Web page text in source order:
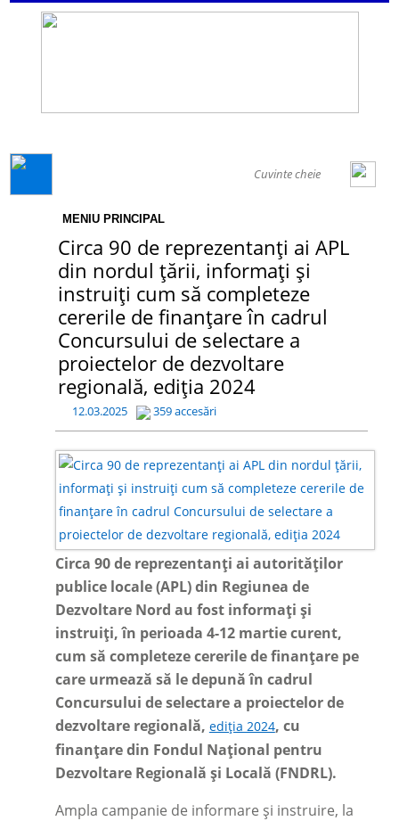
MENIU PRINCIPAL
Circa 90 de reprezentanți ai APL
din nordul țării, informați și
instruiți cum să completeze
cererile de finanțare în cadrul
Concursului de selectare a
proiectelor de dezvoltare
regională, ediția 2024
12.03.2025 359 accesări
Circa 90 de reprezentanți ai autorităților
publice locale (APL) din Regiunea de
Dezvoltare Nord au fost informați și
instruiți, în perioada 4-12 martie curent,
cum să completeze cererile de finanțare pe
care urmează să le depună în cadrul
Concursului de selectare a proiectelor de
dezvoltare regională, ediția 2024, cu
finanțare din Fondul Național pentru
Dezvoltare Regională și Locală (FNDRL).
Ampla campanie de informare și instruire, la